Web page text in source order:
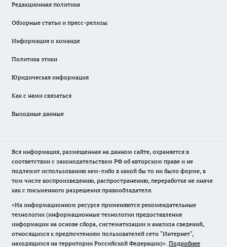
Редакционная политика
Обзорные статьи и пресс-релизы
Информация о команде
Политика этики
Юридическая информация
Как с нами связаться
Выходные данные
Вся информация, размещенная на данном сайте, охраняется в
соответствии с законодательством РФ об авторском праве и не
подлежит использованию кем-либо в какой бы то ни было форме, в
том числе воспроизведению, распространению, переработке не иначе
как с письменного разрешения правообладателя.
«На информационном ресурсе применяются рекомендательные
технологии (информационные технологии предоставления
информации на основе сбора, систематизации и анализа сведений,
относящихся к предпочтениям пользователей сети "Интернет",
находящихся на территории Российской Федерации)». Подробнее